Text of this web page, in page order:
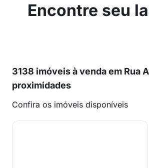
Encontre seu
3138 imóveis à venda em Rua
proximidades
Confira os imóveis disponíveis